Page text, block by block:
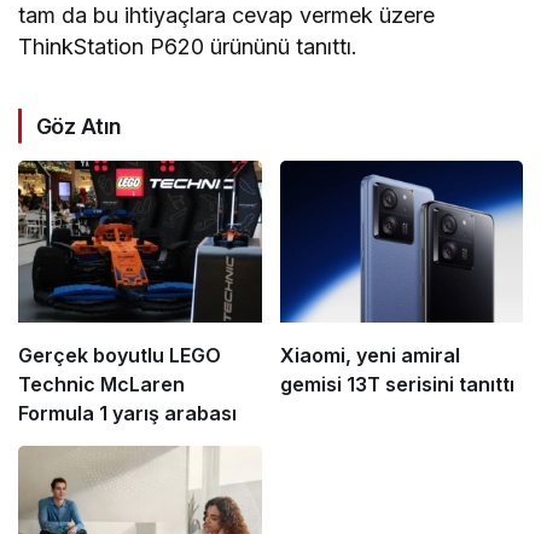
tam da bu ihtiyaçlara cevap vermek üzere
ThinkStation P620 ürününü tanıttı.
Göz Atın
Gerçek boyutlu LEGO
Technic McLaren
Formula 1 yarış arabası
Xiaomi, yeni amiral
gemisi 13T serisini tanıttı